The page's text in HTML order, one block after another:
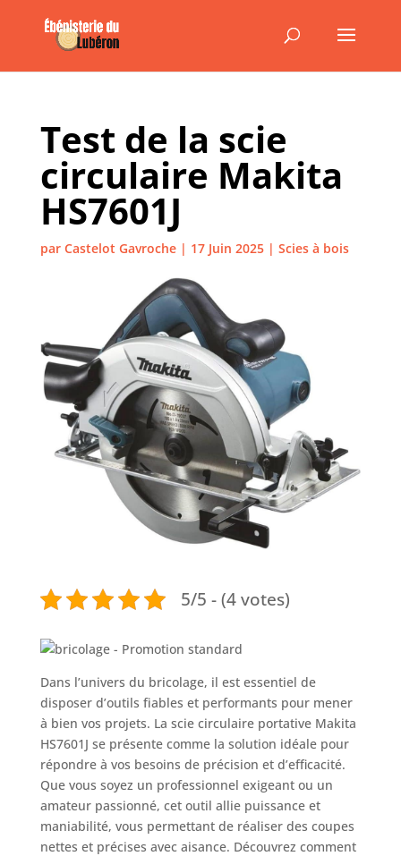
Test de la scie
circulaire Makita
HS7601J
par Castelot Gavroche| 17 Juin 2025| Scies à bois
5/5 - (4 votes)
Dans l’univers du bricolage, il est essentiel de
disposer d’outils fiables et performants pour mener
à bien vos projets. La scie circulaire portative Makita
HS7601J se présente comme la solution idéale pour
répondre à vos besoins de précision et d’efficacité.
Que vous soyez un professionnel exigeant ou un
amateur passionné, cet outil allie puissance et
maniabilité, vous permettant de réaliser des coupes
nettes et précises avec aisance. Découvrez comment